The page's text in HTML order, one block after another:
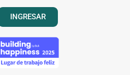
INGRESAR